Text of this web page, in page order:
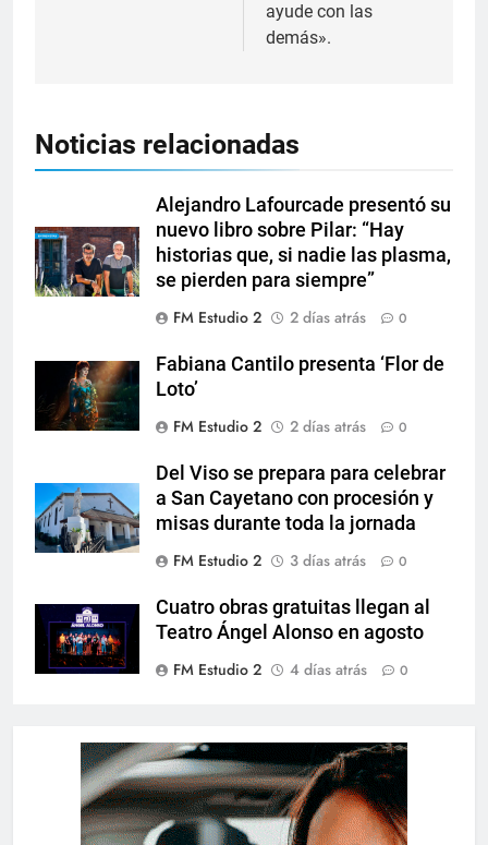
ayude con las
demás».
Noticias relacionadas
Alejandro Lafourcade presentó su
nuevo libro sobre Pilar: “Hay
historias que, si nadie las plasma,
se pierden para siempre”
FM Estudio 2
2 días atrás 0
Fabiana Cantilo presenta ‘Flor de
Loto’
FM Estudio 2
2 días atrás 0
Del Viso se prepara para celebrar
a San Cayetano con procesión y
misas durante toda la jornada
FM Estudio 2
3 días atrás 0
Cuatro obras gratuitas llegan al
Teatro Ángel Alonso en agosto
FM Estudio 2
4 días atrás 0